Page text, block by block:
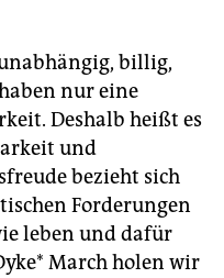
billig,
nur eine
Deshalb heißt es
und
bezieht sich
Forderungen
leben und dafür
March holen wir